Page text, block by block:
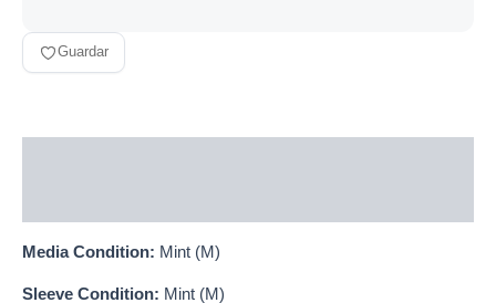
Guardar
Media Condition: Mint (M)
Sleeve Condition: Mint (M)